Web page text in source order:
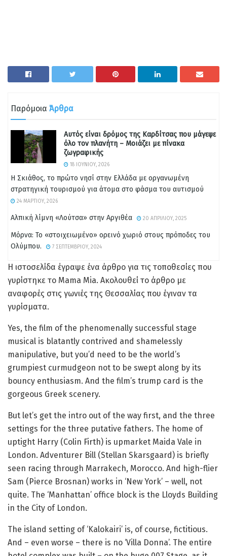
Παρόμοια Άρθρα
Αυτός είναι δρόμος της Καρδίτσας που μάγεψε
όλο τον πλανήτη – Μοιάζει με πίνακα
ζωγραφικής
18 ΙΟΥΝΊΟΥ, 2026
Η Σκιάθος, το πρώτο νησί στην Ελλάδα με οργανωμένη
στρατηγική τουρισμού για άτομα στο φάσμα του αυτισμού
24 ΜΑΡΤΊΟΥ, 2026
Αλπική λίμνη «Λούτσα» στην Αργιθέα 20 ΑΠΡΙΛΊΟΥ, 2025
Μόρνα: Το «στοιχειωμένο» ορεινό χωριό στους πρόποδες του
Ολύμπου.
7 ΣΕΠΤΕΜΒΡΊΟΥ, 2024
Η ιστοσελίδα έγραψε ένα άρθρο για τις τοποθεσίες που
γυρίστηκε το Mama Mia. Ακολουθεί το άρθρο με
αναφορές στις γωνιές της Θεσσαλίας που έγιναν τα
γυρίσματα.
Yes, the film of the phenomenally successful stage
musical is blatantly contrived and shamelessly
manipulative, but you’d need to be the world’s
grumpiest curmudgeon not to be swept along by its
bouncy enthusiasm. And the film’s trump card is the
gorgeous Greek scenery.
But let’s get the intro out of the way first, and the three
settings for the three putative fathers. The home of
uptight Harry (Colin Firth) is upmarket Maida Vale in
London. Adventurer Bill (Stellan Skarsgaard) is briefly
seen racing through Marrakech, Morocco. And high-flier
Sam (Pierce Brosnan) works in ‘New York’ – well, not
quite. The ‘Manhattan’ office block is the Lloyds Building
in the City of London.
The island setting of ‘Kalokairi’ is, of course, fictitious.
And – even worse – there is no ‘Villa Donna’. The entire